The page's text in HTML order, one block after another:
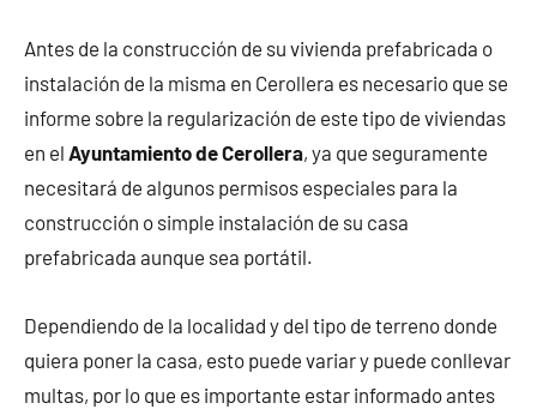
Antes de la construcción de su vivienda prefabricada o
instalación de la misma en Cerollera es necesario que se
informe sobre la regularización de este tipo de viviendas
en el Ayuntamiento de Cerollera, ya que seguramente
necesitará de algunos permisos especiales para la
construcción o simple instalación de su casa
prefabricada aunque sea portátil.
Dependiendo de la localidad y del tipo de terreno donde
quiera poner la casa, esto puede variar y puede conllevar
multas, por lo que es importante estar informado antes